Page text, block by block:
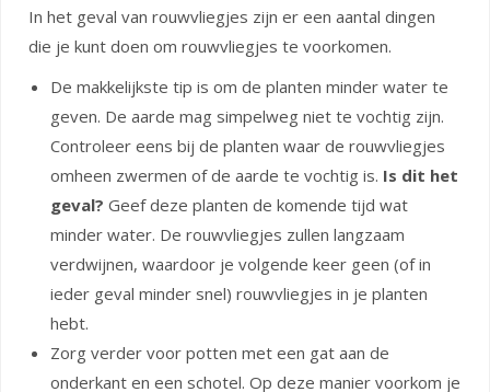
In het geval van rouwvliegjes zijn er een aantal dingen
die je kunt doen om rouwvliegjes te voorkomen.
De makkelijkste tip is om de planten minder water te
geven. De aarde mag simpelweg niet te vochtig zijn.
Controleer eens bij de planten waar de rouwvliegjes
omheen zwermen of de aarde te vochtig is. Is dit het
geval? Geef deze planten de komende tijd wat
minder water. De rouwvliegjes zullen langzaam
verdwijnen, waardoor je volgende keer geen (of in
ieder geval minder snel) rouwvliegjes in je planten
hebt.
Zorg verder voor potten met een gat aan de
onderkant en een schotel. Op deze manier voorkom je